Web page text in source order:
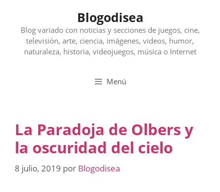
contenido
Blogodisea
Blog variado con noticias y secciones de juegos, cine,
televisión, arte, ciencia, imágenes, videos, humor,
naturaleza, historia, videojuegos, música o Internet
Menú
La Paradoja de Olbers y
la oscuridad del cielo
8 julio, 2019 por Blogodisea